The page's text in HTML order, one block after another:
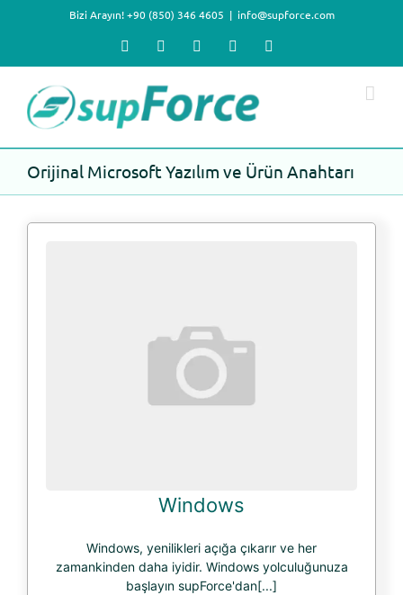
Bizi Arayın! +90 (850) 346 4605 | info@supforce.com
Facebook LinkedInYouTube
Orijinal Microsoft Yazılım ve Ürün Anahtarı
Windows
Windows, yenilikleri açığa çıkarır ve her
zamankinden daha iyidir. Windows yolculuğunuza
başlayın supForce'dan[...]